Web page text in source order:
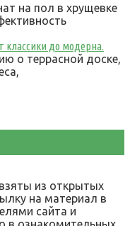
на пол в хрущевке
классики до модерна.
о террасной доске,
из открытых
на материал в
сайта и